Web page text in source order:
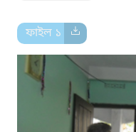
ফাইল ১